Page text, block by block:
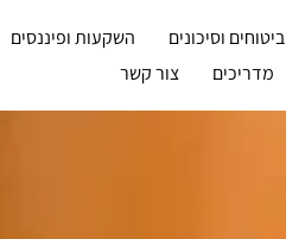
ביטוחים וסיכונים השקעות ופיננסים
מדריכים צור קשר